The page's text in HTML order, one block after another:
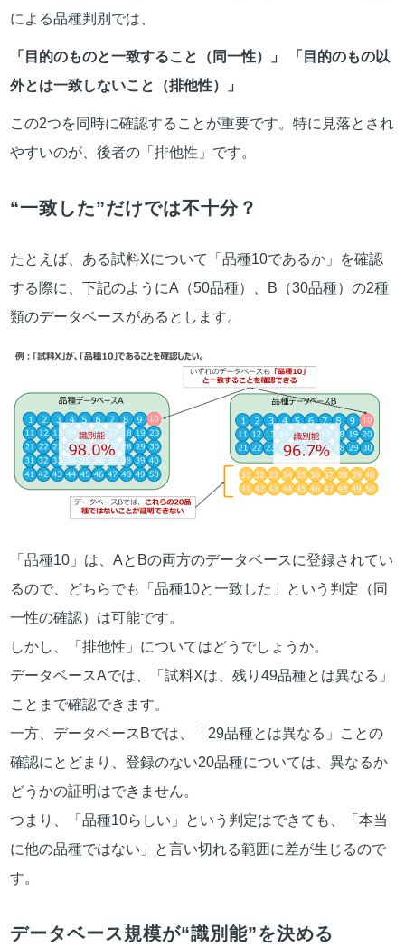
による品種判別では、
「目的のものと一致すること（同一性）」 「目的のもの以
外とは一致しないこと（排他性）」
この2つを同時に確認することが重要です。特に見落とされ
やすいのが、後者の「排他性」です。
“一致した”だけでは不十分？
たとえば、ある試料Xについて「品種10であるか」を確認
する際に、下記のようにA（50品種）、B（30品種）の2種
類のデータベースがあるとします。
「品種10」は、AとBの両方のデータベースに登録されてい
るので、どちらでも「品種10と一致した」という判定（同
一性の確認）は可能です。
しかし、「排他性」についてはどうでしょうか。
データベースAでは、「試料Xは、残り49品種とは異なる」
ことまで確認できます。
一方、データベースBでは、「29品種とは異なる」ことの
確認にとどまり、登録のない20品種については、異なるか
どうかの証明はできません。
つまり、「品種10らしい」という判定はできても、「本当
に他の品種ではない」と言い切れる範囲に差が生じるので
す。
データベース規模が“識別能”を決める